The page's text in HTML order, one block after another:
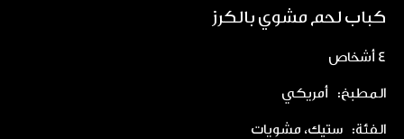
كباب لحم مشوي بالكرز
4 أشخاص
المطبخ: أمريكي
الفئة: ستيك، مشويات